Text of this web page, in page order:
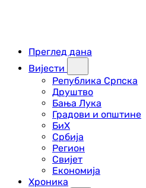
Преглед дана
Вијести
Република Српска
Друштво
Бања Лука
Градови и општине
БиХ
Србија
Регион
Свијет
Економија
Хроника